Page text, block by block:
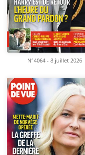
N°4064 - 8 juillet 2026